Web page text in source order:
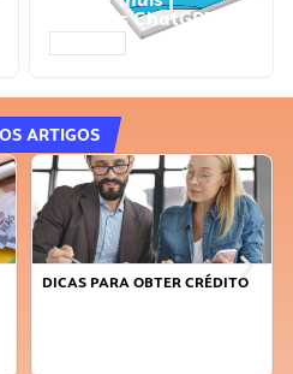
Prompts ChatGPT
ARTIGOS
DICAS PARA OBTER CRÉDITO